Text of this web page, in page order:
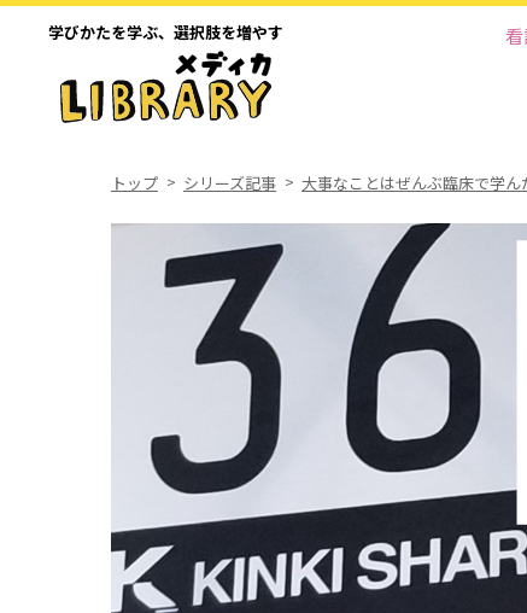
学びかたを学ぶ、 選択肢を増やす
トップ シリーズ記事 大事なことはぜんぶ臨床で学ん